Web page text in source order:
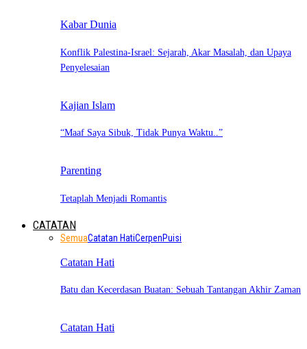
Kabar Dunia
Konflik Palestina-Israel: Sejarah, Akar Masalah, dan Upaya
Penyelesaian
Kajian Islam
“Maaf Saya Sibuk, Tidak Punya Waktu..”
Parenting
Tetaplah Menjadi Romantis
CATATAN
SemuaCatatan HatiCerpenPuisi
Catatan Hati
Batu dan Kecerdasan Buatan: Sebuah Tantangan Akhir Zaman
Catatan Hati